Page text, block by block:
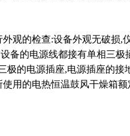
观的检查:设备外观无破损,
备的电源线都接有单相三极
极的电源插座,电源插座的接
用的电热恒温鼓风干燥箱额